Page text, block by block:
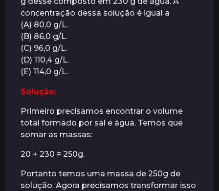
a
n
o
s
a
t
r
s
e
s
á
s
concentração dessa solução é igual a
(A) 80,0 g/L.
(B) 86,0 g/L.
(C) 96,0 g/L.
(D) 110,4 g/L.
(E) 114,0 g/L.
Solução:
Primeiro precisamos encontrar o volume
total formado por sal e água. Temos que
somar as massas:
20 + 230 = 250g.
Portanto temos uma massa de 250g de
solução. Agora precisamos transformar isso